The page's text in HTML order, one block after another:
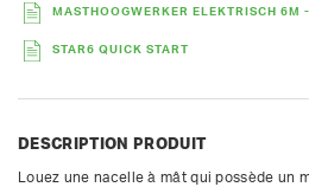
MASTHOOGWERKER ELEKTRISCH 6M
STAR6 QUICK START
DESCRIPTION PRODUIT
Louez une nacelle à mât qui possède un